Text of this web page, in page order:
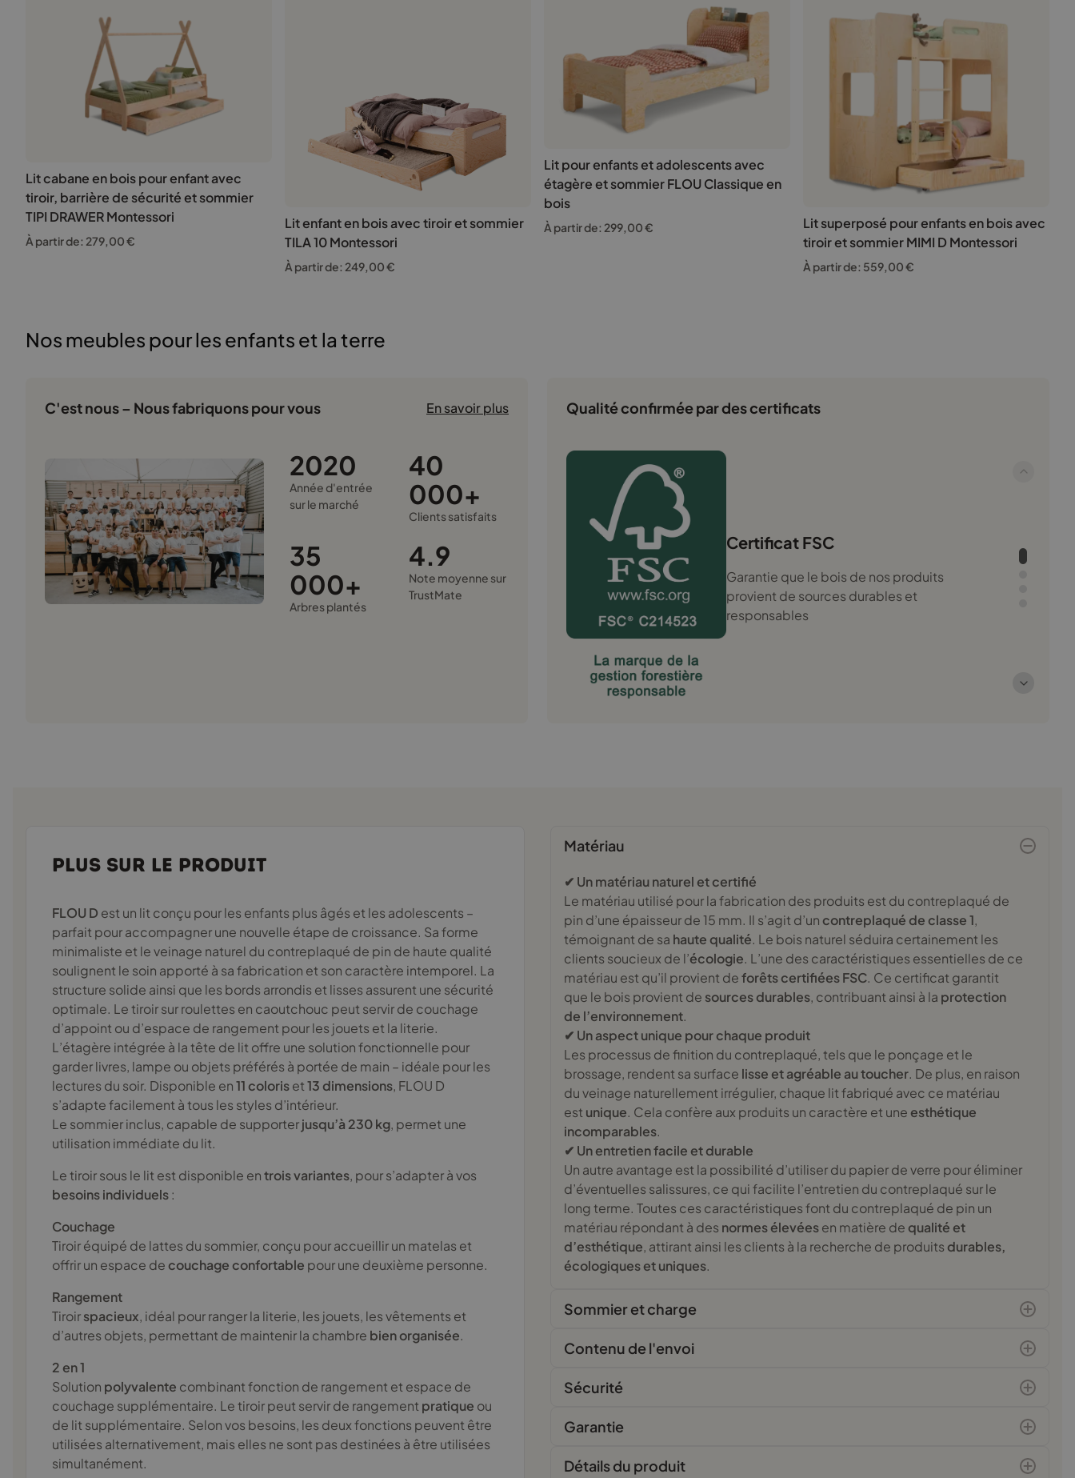
Lit cabane en bois pour enfant avec
tiroir, barrière de sécurité et sommier
TIPI DRAWER Montessori
À partir de: 279,00€
Lit enfant en bois avec tiroir et sommier
TILA 10 Montessori
À partir de: 249,00€
Lit pour enfants et adolescents avec
étagère et sommier FLOU Classique en
bois
À partir de: 299,00€
Lit superposé pour enfants en bois avec
tiroir et sommier MIMI D Montessori
À partir de: 559,00€
Nos meubles pour les enfants et la terre
C'est nous – Nous fabriquons pour vous En savoir plus
2020
Année d'entrée
sur le marché
40
000+
Clients satisfaits
35
000+
Arbres plantés
4.9
Note moyenne sur
TrustMate
Qualité confirmée par des certificats
Certificat FSC
Garantie que le bois de nos produits
provient de sources durables et
responsables
Trusted Heroes
Distinction pour le professionnalisme et le
service qui inspirent la confiance des clients
OEKO-TEX Standard 100
PLUS SUR LE PRODUIT
FLOU D est un lit conçu pour les enfants plus âgés et les adolescents –
parfait pour accompagner une nouvelle étape de croissance. Sa forme
minimaliste et le veinage naturel du contreplaqué de pin de haute qualité
soulignent le soin apporté à sa fabrication et son caractère intemporel. La
structure solide ainsi que les bords arrondis et lisses assurent une sécurité
optimale. Le tiroir sur roulettes en caoutchouc peut servir de couchage
d’appoint ou d’espace de rangement pour les jouets et la literie.
L’étagère intégrée à la tête de lit offre une solution fonctionnelle pour
garder livres, lampe ou objets préférés à portée de main – idéale pour les
lectures du soir. Disponible en11 coloriset13 dimensions, FLOU D
s’adapte facilement à tous les styles d’intérieur.
Le sommier inclus, capable de supporterjusqu’à 230 kg, permet une
utilisation immédiate du lit.
Le tiroir sous le lit est disponible entrois variantes, pour s’adapter à vos
besoins individuels:
Couchage
Tiroir équipé de lattes du sommier, conçu pour accueillir un matelas et
offrir un espace decouchage confortable pour une deuxième personne.
Rangement
Tiroirspacieux, idéal pour ranger la literie, les jouets, les vêtements et
d’autres objets, permettant de maintenir la chambre bien organisée.
2 en 1
Solution polyvalente combinant fonction de rangement et espace de
couchage supplémentaire. Le tiroir peut servir de rangement pratique ou
de lit supplémentaire. Selon vos besoins, les deux fonctions peuvent être
utilisées alternativement, mais elles ne sont pas destinées à être utilisées
simultanément.
Matériau
✔ Un matériau naturel et certifié
Le matériau utilisé pour la fabrication des produits est du contreplaqué de
pin d’une épaisseur de 15 mm. Il s’agit d’un contreplaqué de classe 1,
témoignant de sa haute qualité. Le bois naturel séduira certainement les
clients soucieux de l’écologie. L’une des caractéristiques essentielles de ce
matériau est qu’il provient deforêts certifiées FSC. Ce certificat garantit
que le bois provient de sources durables, contribuant ainsi à la protection
de l’environnement.
✔ Un aspect unique pour chaque produit
Les processus de finition du contreplaqué, tels que le ponçage et le
brossage, rendent sa surface lisse et agréable au toucher. De plus, en raison
du veinage naturellement irrégulier, chaque lit fabriqué avec ce matériau
est unique. Cela confère aux produits un caractère et une esthétique
incomparables.
✔ Un entretien facile et durable
Un autre avantage est la possibilité d’utiliser du papier de verre pour éliminer
d’éventuelles salissures, ce qui facilite l’entretien du contreplaqué sur le
long terme. Toutes ces caractéristiques font du contreplaqué de pin un
matériau répondant à des normes élevéesen matière de qualité et
d’esthétique, attirant ainsi les clients à la recherche de produits durables,
écologiques et uniques.
Sommier et charge
Contenu de l'envoi
Sécurité
Garantie
Détails du produit